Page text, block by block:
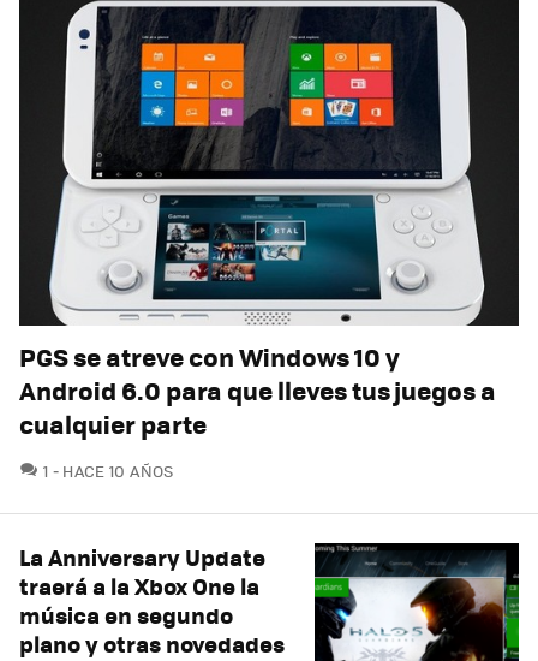
PGS se atreve con Windows 10 y
Android 6.0 para que lleves tus juegos a
cualquier parte
1 COMENTARIOS
HACE 10 AÑOS
La Anniversary Update
traerá a la Xbox One la
música en segundo
plano y otras novedades